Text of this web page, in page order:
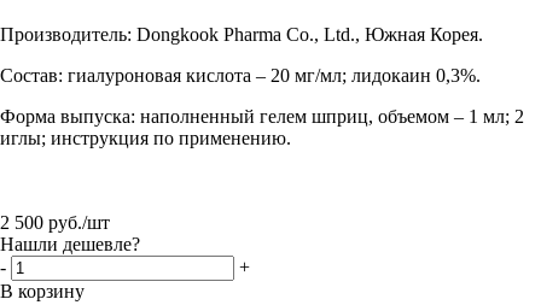
Производитель: Dongkook Pharma Co., Ltd., Южная Корея.
Состав: гиалуроновая кислота – 20 мг/мл; лидокаин 0,3%.
Форма выпуска: наполненный гелем шприц, объемом – 1 мл; 2
иглы; инструкция по применению.
2 500 руб./шт
Нашли дешевле?
-
+
В корзину